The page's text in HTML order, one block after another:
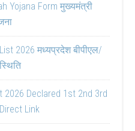
Yojana Form मुख्यमंत्री
2026 मध्यप्रदेश बीपीएल/
2026 Declared 1st 2nd 3rd
Link